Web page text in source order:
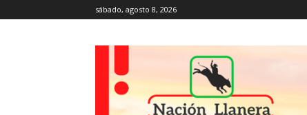
sábado, agosto 8, 2026